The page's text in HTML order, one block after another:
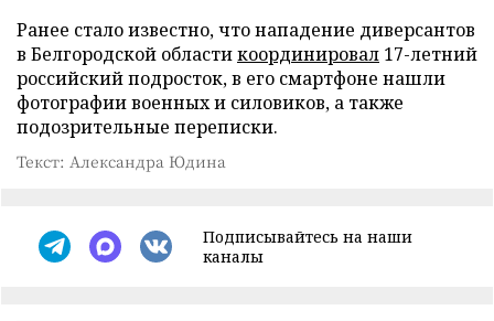
Ранее стало известно, что нападение диверсантов
в Белгородской областикоординировал 17-летний
российский подросток, в его смартфоне нашли
фотографии военных и силовиков, а также
подозрительные переписки.
Текст: Александра Юдина
Подписывайтесь на наши
каналы